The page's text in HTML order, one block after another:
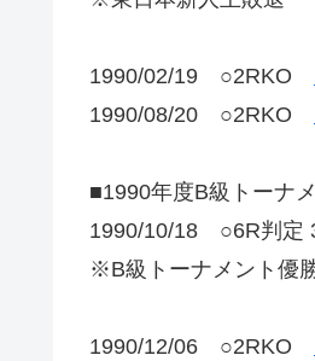
1990/02/19 ○2RKO
1990/08/20 ○2RKO
■1990年度B級トーナ
1990/10/18 ○6R判定
※B級トーナメント優
1990/12/06 ○2RKO